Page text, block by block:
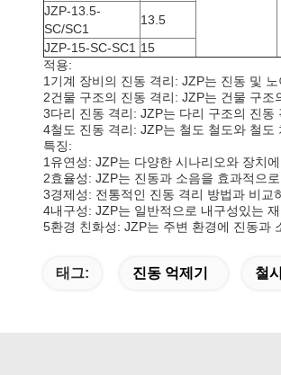
JZP-13.5-
SC/SC1
13.5
JZP-15-SC-SC1 15
적용:
1기계 장비의 진동 격리: JZP는 진동 및
2건물 구조의 진동 격리: JZP는 건물 구
3다리 진동 격리: JZP는 다리 구조의 진
4철도 진동 격리: JZP는 철도 철도와 철
특징:
1유연성: JZP는 다양한 시나리오와 장치
2효율성: JZP는 진동과 소음을 효과적으
3경제성: 전통적인 진동 격리 방법과 비교
4내구성: JZP는 일반적으로 내구성있는
5환경 친화성: JZP는 주변 환경에 진동과
태그: 진동 억제기 철